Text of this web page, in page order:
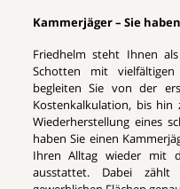
Kammerjäger – Sie
Friedhelm steht Ihnen
Schotten mit
begleiten Sie von der
Kostenkalkulation, bis
Wiederherstellung eines
haben Sie einen
Ihren Alltag wieder mit
ausstattet. Dabei zählt